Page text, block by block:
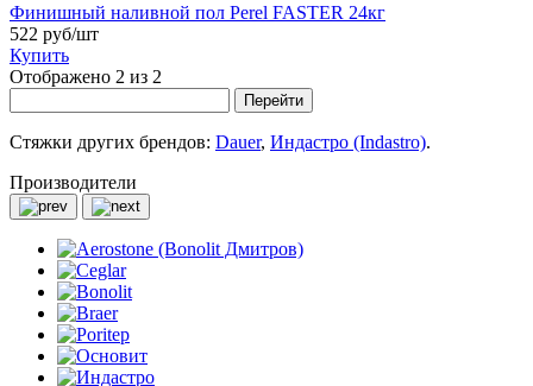
Финишный наливной пол Perel FASTER 24кг
522 руб/шт
Купить
Отображено 2 из 2
Перейти
Стяжки других брендов: Dauer, Индастро (Indastro).
Производители